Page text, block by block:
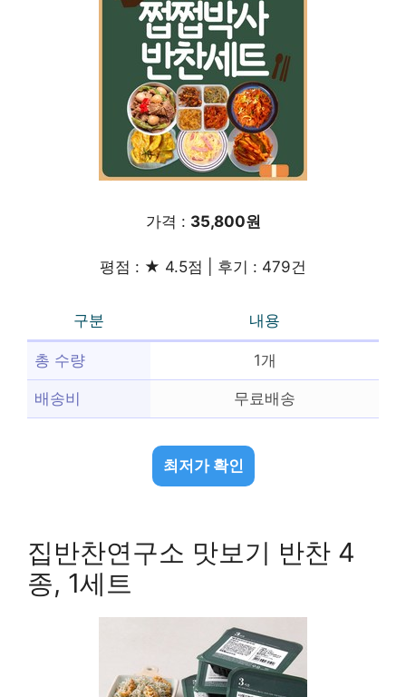
가격 : 35,800원
평점 : ★ 4.5점 | 후기 : 479건
구분 내용
총 수량 1개
배송비 무료배송
최저가 확인
집반찬연구소 맛보기 반찬 4
종, 1세트